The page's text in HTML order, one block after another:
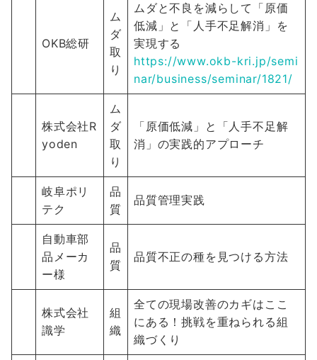
OKB総研
ム
ダ
取
り
ムダと不良を減らして「原価
低減」と「人手不足解消」を
実現する
https://www.okb-kri.jp/semi
nar/business/seminar/1821/
株式会社R
yoden
ム
ダ
取
り
「原価低減」と「人手不足解
消」の実践的アプローチ
岐阜ポリ
テク
品
質
品質管理実践
自動車部
品メーカ
ー様
品
質
品質不正の種を見つける方法
株式会社
識学
組
織
全ての現場改善のカギはここ
にある！挑戦を重ねられる組
織づくり